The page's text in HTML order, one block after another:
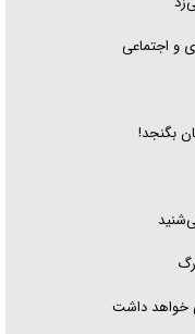
و اجتماعی
بگنجد!
خواهد داشت